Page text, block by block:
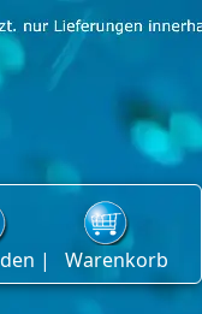
| Warenkorb